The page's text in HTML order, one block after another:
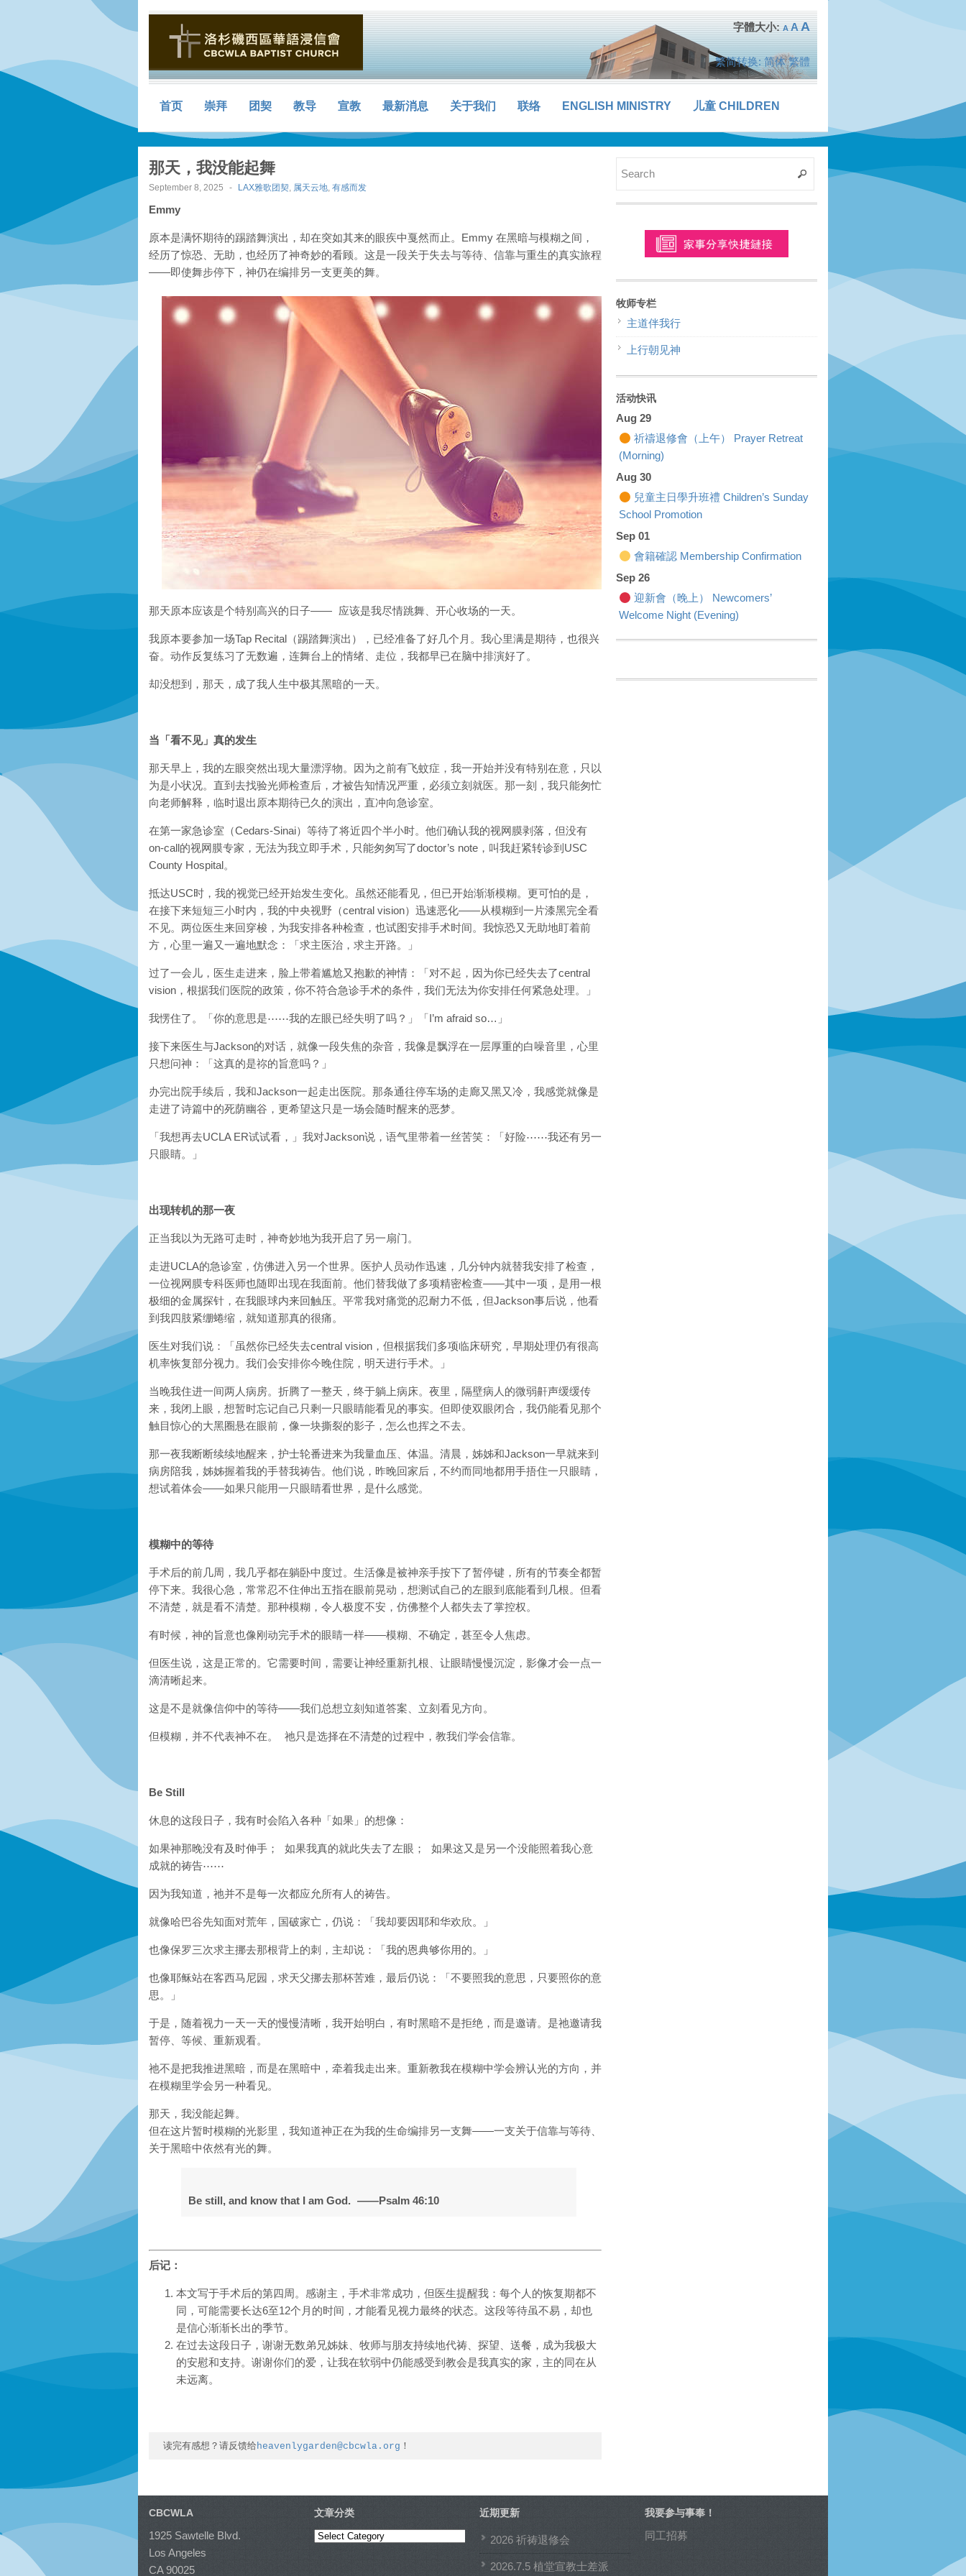
A A A
繁简转换: 简体 繁體
首页 崇拜 团契 教导 宣教 最新消息 关于我们 联络 ENGLISH MINISTRY 儿童 CHILDREN
那天，我没能起舞
September 8, 2025 - LAX雅歌团契 属天云地 有感而发
Emmy
原本是满怀期待的踢踏舞演出，却在突如其来的眼疾中戛然而止。Emmy 在黑暗与模糊之间，
经历了惊恐、无助，也经历了神奇妙的看顾。这是一段关于失去与等待、信靠与重生的真实旅程
——即使舞步停下，神仍在编排另一支更美的舞。
那天原本应该是个特别高兴的日子—— 应该是我尽情跳舞、开心收场的一天。
我原本要参加一场Tap Recital（踢踏舞演出），已经准备了好几个月。我心里满是期待，也很兴
奋。动作反复练习了无数遍，连舞台上的情绪、走位，我都早已在脑中排演好了。
却没想到，那天，成了我人生中极其黑暗的一天。
当「看不见」真的发生
那天早上，我的左眼突然出现大量漂浮物。因为之前有飞蚊症，我一开始并没有特别在意，只以
为是小状况。直到去找验光师检查后，才被告知情况严重，必须立刻就医。那一刻，我只能匆忙
向老师解释，临时退出原本期待已久的演出，直冲向急诊室。
在第一家急诊室（Cedars-Sinai）等待了将近四个半小时。他们确认我的视网膜剥落，但没有
on-call的视网膜专家，无法为我立即手术，只能匆匆写了doctor’s note，叫我赶紧转诊到USC
County Hospital。
抵达USC时，我的视觉已经开始发生变化。虽然还能看见，但已开始渐渐模糊。更可怕的是，
在接下来短短三小时内，我的中央视野（central vision）迅速恶化——从模糊到一片漆黑完全看
不见。两位医生来回穿梭，为我安排各种检查，也试图安排手术时间。我惊恐又无助地盯着前
方，心里一遍又一遍地默念：「求主医治，求主开路。」
过了一会儿，医生走进来，脸上带着尴尬又抱歉的神情：「对不起，因为你已经失去了central
vision，根据我们医院的政策，你不符合急诊手术的条件，我们无法为你安排任何紧急处理。」
我愣住了。「你的意思是⋯⋯我的左眼已经失明了吗？」「I’m afraid so…」
接下来医生与Jackson的对话，就像一段失焦的杂音，我像是飘浮在一层厚重的白噪音里，心里
只想问神：「这真的是祢的旨意吗？」
办完出院手续后，我和Jackson一起走出医院。那条通往停车场的走廊又黑又冷，我感觉就像是
走进了诗篇中的死荫幽谷，更希望这只是一场会随时醒来的恶梦。
「我想再去UCLA ER试试看，」我对Jackson说，语气里带着一丝苦笑：「好险⋯⋯我还有另一
只眼睛。」
出现转机的那一夜
正当我以为无路可走时，神奇妙地为我开启了另一扇门。
走进UCLA的急诊室，仿佛进入另一个世界。医护人员动作迅速，几分钟内就替我安排了检查，
一位视网膜专科医师也随即出现在我面前。他们替我做了多项精密检查——其中一项，是用一根
极细的金属探针，在我眼球内来回触压。平常我对痛觉的忍耐力不低，但Jackson事后说，他看
到我四肢紧绷蜷缩，就知道那真的很痛。
医生对我们说：「虽然你已经失去central vision，但根据我们多项临床研究，早期处理仍有很高
机率恢复部分视力。我们会安排你今晚住院，明天进行手术。」
当晚我住进一间两人病房。折腾了一整天，终于躺上病床。夜里，隔壁病人的微弱鼾声缓缓传
来，我闭上眼，想暂时忘记自己只剩一只眼睛能看见的事实。但即使双眼闭合，我仍能看见那个
触目惊心的大黑圈悬在眼前，像一块撕裂的影子，怎么也挥之不去。
那一夜我断断续续地醒来，护士轮番进来为我量血压、体温。清晨，姊姊和Jackson一早就来到
病房陪我，姊姊握着我的手替我祷告。他们说，昨晚回家后，不约而同地都用手捂住一只眼睛，
想试着体会——如果只能用一只眼睛看世界，是什么感觉。
模糊中的等待
手术后的前几周，我几乎都在躺卧中度过。生活像是被神亲手按下了暂停键，所有的节奏全都暂
停下来。我很心急，常常忍不住伸出五指在眼前晃动，想测试自己的左眼到底能看到几根。但看
不清楚，就是看不清楚。那种模糊，令人极度不安，仿佛整个人都失去了掌控权。
有时候，神的旨意也像刚动完手术的眼睛一样——模糊、不确定，甚至令人焦虑。
但医生说，这是正常的。它需要时间，需要让神经重新扎根、让眼睛慢慢沉淀，影像才会一点一
滴清晰起来。
这是不是就像信仰中的等待——我们总想立刻知道答案、立刻看见方向。
但模糊，并不代表神不在。 祂只是选择在不清楚的过程中，教我们学会信靠。
Be Still
休息的这段日子，我有时会陷入各种「如果」的想像：
如果神那晚没有及时伸手； 如果我真的就此失去了左眼；
如果这又是另一个没能照着我心意
成就的祷告⋯⋯
因为我知道，祂并不是每一次都应允所有人的祷告。
就像哈巴谷先知面对荒年，国破家亡，仍说：「我却要因耶和华欢欣。」
也像保罗三次求主挪去那根背上的刺，主却说：「我的恩典够你用的。」
也像耶稣站在客西马尼园，求天父挪去那杯苦难，最后仍说：「不要照我的意思，只要照你的意
思。」
于是，随着视力一天一天的慢慢清晰，我开始明白，有时黑暗不是拒绝，而是邀请。是祂邀请我
暂停、等候、重新观看。
祂不是把我推进黑暗，而是在黑暗中，牵着我走出来。重新教我在模糊中学会辨认光的方向，并
在模糊里学会另一种看见。
那天，我没能起舞。
但在这片暂时模糊的光影里，我知道神正在为我的生命编排另一支舞——一支关于信靠与等待、
关于黑暗中依然有光的舞。
Be still, and know that I am God. ——Psalm 46:10
后记：
本文写于手术后的第四周。感谢主，手术非常成功，但医生提醒我：每个人的恢复期都不
同，可能需要长达6至12个月的时间，才能看见视力最终的状态。这段等待虽不易，却也
是信心渐渐长出的季节。
在过去这段日子，谢谢无数弟兄姊妹、牧师与朋友持续地代祷、探望、送餐，成为我极大
的安慰和支持。谢谢你们的爱，让我在软弱中仍能感受到教会是我真实的家，主的同在从
未远离。
读完有感想？请反馈给heavenlygarden@cbcwla.org ！
牧师专栏
主道伴我行
上行朝见神
活动快讯
Aug 29
祈禱退修會（上午） Prayer Retreat
(Morning)
Aug 30
兒童主日學升班禮 Children’s Sunday
School Promotion
Sep 01
會籍確認 Membership Confirmation
Sep 26
迎新會（晚上） Newcomers’
Welcome Night (Evening)
CBCWLA
1925 Sawtelle Blvd.
Los Angeles
CA 90025
文章分类
文
近期更新
2026 祈祷退修会
2026.7.5 植堂宣教士差派
我要参与事奉！
同工招募